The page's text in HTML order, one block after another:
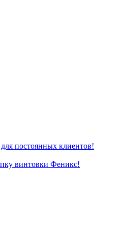
постоянных клиентов!
винтовки Феникс!